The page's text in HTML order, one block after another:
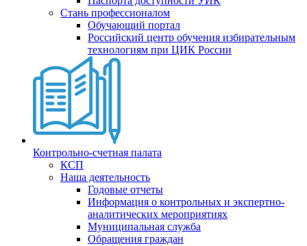
Стань профессионалом
Обучающий портал
Российский центр обучения избирательным
технологиям при ЦИК России
Контрольно-счетная палата
КСП
Наша деятельность
Годовые отчеты
Информация о контрольных и экспертно-
аналитических мероприятиях
Муниципальная служба
Обращения граждан